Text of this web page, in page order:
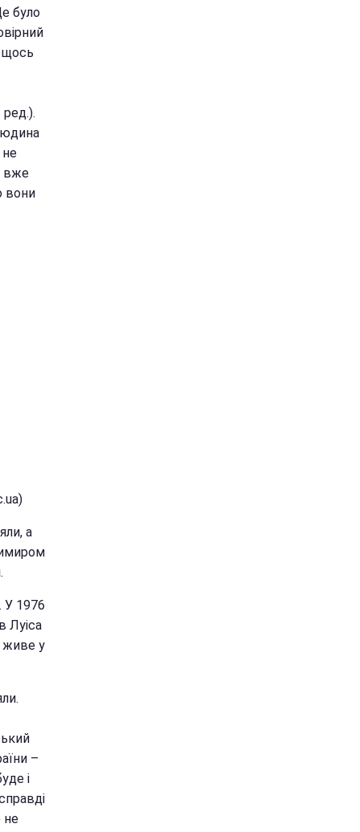
було
щось
не
вже
вони
а
У 1976
Луіса
живе у
–
і
не